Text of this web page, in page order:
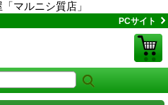
マルニシ質店」
PCサイト